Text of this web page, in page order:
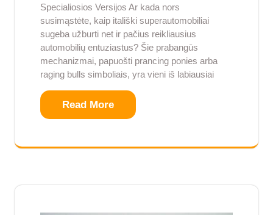
Specialiosios Versijos Ar kada nors
susimąstėte, kaip itališki superautomobiliai
sugeba užburti net ir pačius reikliausius
automobilių entuziastus? Šie prabangūs
mechanizmai, papuošti prancing ponies arba
raging bulls simboliais, yra vieni iš labiausiai
Read More